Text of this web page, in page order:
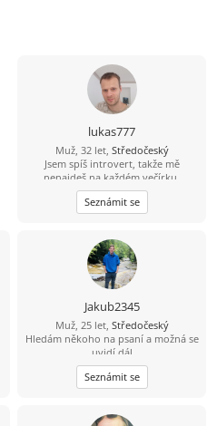
lukas777
Muž, 32 let, Středočeský
Jsem spíš introvert, takže mě
nenajdeš na každém večírku.
Mnohem raději si užiju pohodový
večer, procházku nebo hezký výlet.
Hledám holku, se kterou nám bude
si budeme rozumět, všechno ostatní
přijde samo
Seznámit se
Jakub2345
Muž, 25 let, Středočeský
Hledám někoho na psaní a možná se
uvidí dál
Seznámit se